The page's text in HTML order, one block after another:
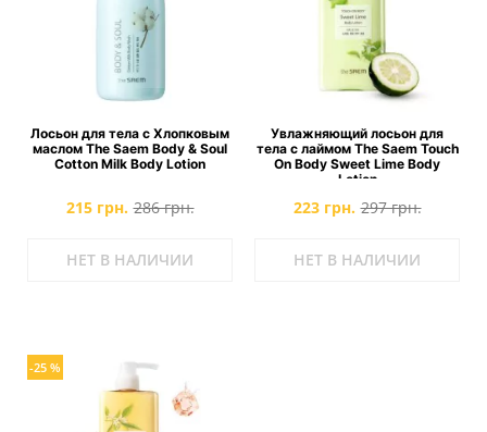
Лосьон для тела с Хлопковым
маслом The Saem Body & Soul
Cotton Milk Body Lotion
215 грн. 286 грн.
НЕТ В НАЛИЧИИ
Увлажняющий лосьон для
тела с лаймом The Saem Touch
On Body Sweet Lime Body
Lotion
223 грн. 297 грн.
НЕТ В НАЛИЧИИ
-25 %